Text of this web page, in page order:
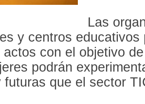
Las
y centros
con el objetivo
podrán
futuras que el sector